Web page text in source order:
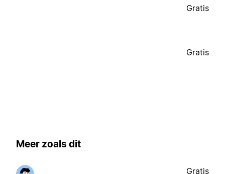
Gratis
Gratis
Meer zoals dit
Gratis